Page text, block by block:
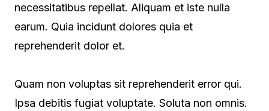
necessitatibus repellat. Aliquam et iste nulla
earum. Quia incidunt dolores quia et
reprehenderit dolor et.
Quam non voluptas sit reprehenderit error qui.
Ipsa debitis fugiat voluptate. Soluta non omnis.